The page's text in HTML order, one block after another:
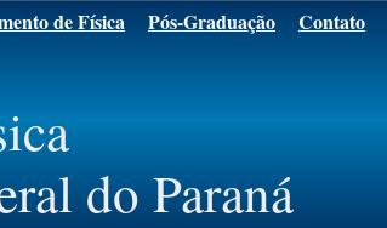
do Paraná
de Física Pós-Graduação Contato